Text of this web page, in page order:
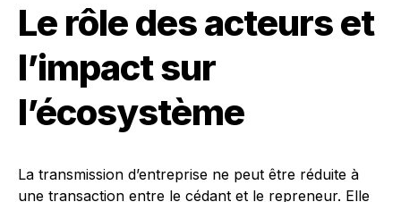
Le rôle des acteurs et
l’impact sur
l’écosystème
La transmission d’entreprise ne peut être réduite à
une transaction entre le cédant et le repreneur. Elle